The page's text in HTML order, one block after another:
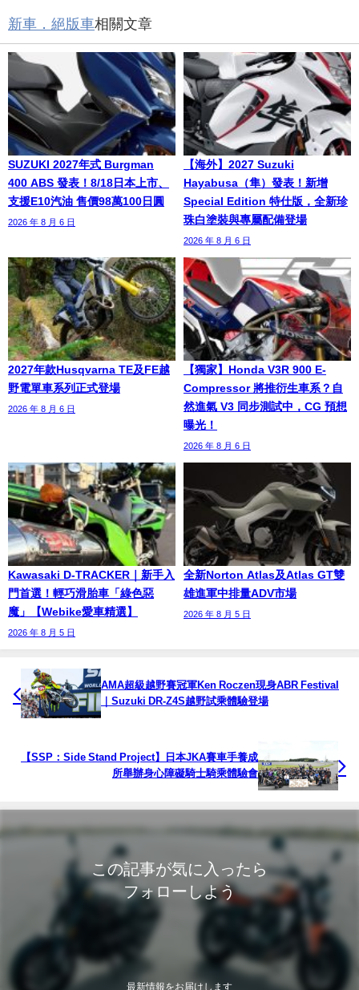
新車．絕版車相關文章
SUZUKI 2027年式 Burgman
400 ABS 發表！8/18日本上市、
支援E10汽油 售價98萬100日圓
2026 年 8 月 6 日
【海外】2027 Suzuki
Hayabusa（隼）發表！新增
Special Edition 特仕版，全新珍
珠白塗裝與專屬配備登場
2026 年 8 月 6 日
2027年款Husqvarna TE及FE越
野電單車系列正式登場
2026 年 8 月 6 日
【獨家】Honda V3R 900 E-
Compressor 將推衍生車系？自
然進氣 V3 同步測試中，CG 預想
曝光！
2026 年 8 月 6 日
Kawasaki D-TRACKER｜新手入
門首選！輕巧滑胎車「綠色惡
魔」【Webike愛車精選】
2026 年 8 月 5 日
全新Norton Atlas及Atlas GT雙
雄進軍中排量ADV市場
2026 年 8 月 5 日
AMA超級越野賽冠軍Ken Roczen現身ABR Festival
｜Suzuki DR-Z4S越野試乘體驗登場
【SSP：Side Stand Project】日本JKA賽車手養成
所舉辦身心障礙騎士騎乘體驗會
この記事が気に入ったら
フォローしよう
最新情報をお届けします